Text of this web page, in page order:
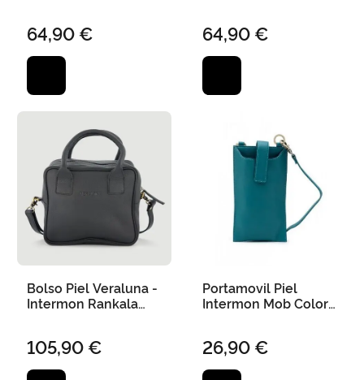
64,90 € 64,90 €
Bolso Piel Veraluna -
Intermon Rankala
105,90 €
Portamovil Piel
Intermon Mob Color
26,90 €